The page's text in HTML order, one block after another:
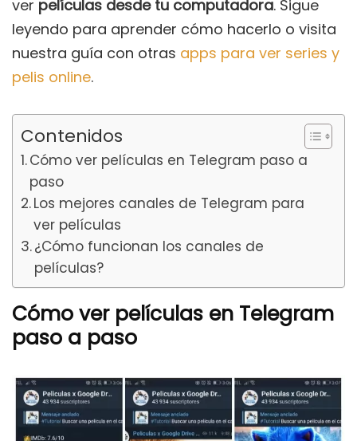
ver películas desde tu computadora. Sigue
leyendo para aprender cómo hacerlo o visita
nuestra guía con otras apps para ver series y
pelis online.
Contenidos
Cómo ver películas en Telegram paso a
paso
Los mejores canales de Telegram para
ver películas
¿Cómo funcionan los canales de
películas?
Cómo ver películas en Telegram
paso a paso